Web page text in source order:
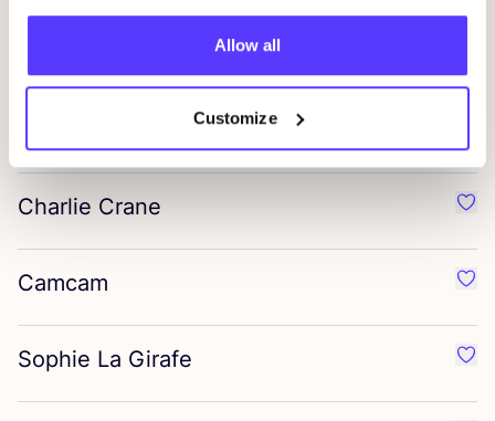
Allow all
Customize
Charlie Crane
Camcam
Sophie La Girafe